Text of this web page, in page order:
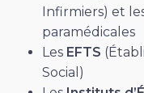
Infirmiers) et
paramédicales
Les EFTS
Social)